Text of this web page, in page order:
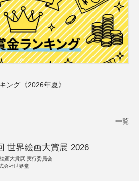
ング《2026年夏》
一覧
世界絵画大賞展 2026
画大賞展 実行委員会
会社世界堂